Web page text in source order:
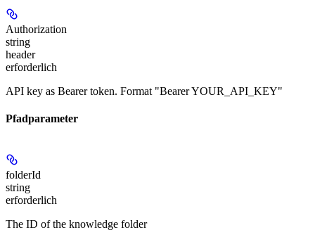
Authorization
string
header
erforderlich
API key as Bearer token. Format "Bearer YOUR_API_KEY"
Pfadparameter
folderId
string
erforderlich
The ID of the knowledge folder